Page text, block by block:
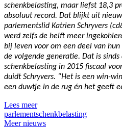
schenkbelasting, maar liefst 18,3
absoluut record. Dat blijkt uit
parlementslid Katrien Schryvers
werd zelfs de helft meer
bij leven voor om een deel van
de volgende generatie. Dat is
schenkbelasting in 2015 fiscaal
duidt Schryvers. “Het is een win-
een duwtje in de rug én het geeft
Lees meer
parlementschenkbelasting
Meer nieuws